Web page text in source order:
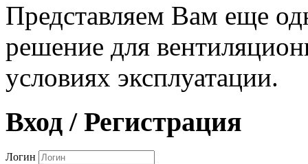
Представляем Вам еще
решение для
условиях эксплуатации.
Вход / Регистрация
Логин